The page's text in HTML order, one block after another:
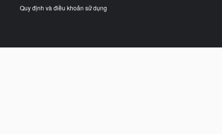
Quy định và điều khoản sử dụng